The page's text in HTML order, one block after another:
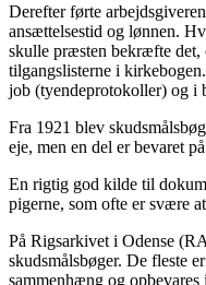
Derefter førte
ansættelsestid og lønnen.
skulle præsten bekræfte det,
tilgangslisterne i
job (tyendeprotokoller) og i
Fra 1921 blev
eje, men en del er bevaret
En rigtig god kilde til
pigerne, som ofte er svære
På Rigsarkivet i Odense
skudsmålsbøger. De fleste
sammenhæng og